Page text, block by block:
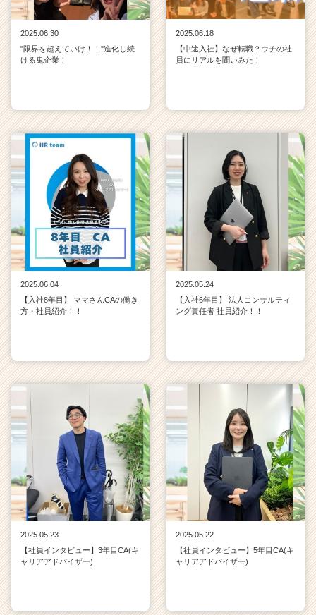
e
e
2025.06.30
"限界を超えていけ！！"進化し続
ける鬼企業！
2025.06.18
【中途入社】なぜ転職？ウチの社
員にリアルを聞いみた！
2025.06.04
【入社8年目】 ママさんCAの働き
方・社員紹介！！
2025.05.24
【入社6年目】 法人コンサルティ
ング責任者 社員紹介！！
2025.05.23
【社員インタビュー】3年目CA(キ
ャリアアドバイザー)
2025.05.22
【社員インタビュー】5年目CA(キ
ャリアアドバイザー)